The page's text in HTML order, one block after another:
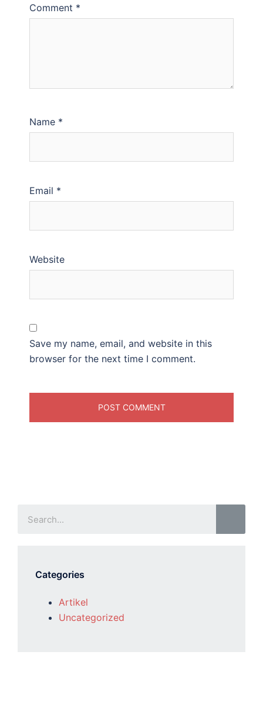
Comment *
Name *
Email *
Website
Save my name, email, and website in this
browser for the next time I comment.
Categories
Artikel
Uncategorized